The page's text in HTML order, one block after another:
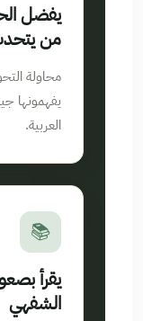
يفضل
من
محاولة
يفهمونها
العربية.
📚
يقرأ
الشفهي